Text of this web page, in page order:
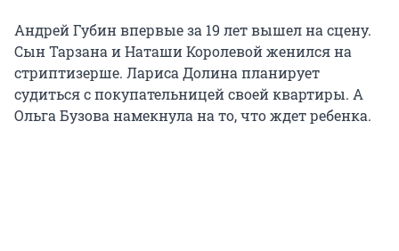
Андрей Губин впервые за 19 лет вышел на сцену.
Сын Тарзана и Наташи Королевой женился на
стриптизерше. Лариса Долина планирует
судиться с покупательницей своей квартиры. А
Ольга Бузова намекнула на то, что ждет ребенка.